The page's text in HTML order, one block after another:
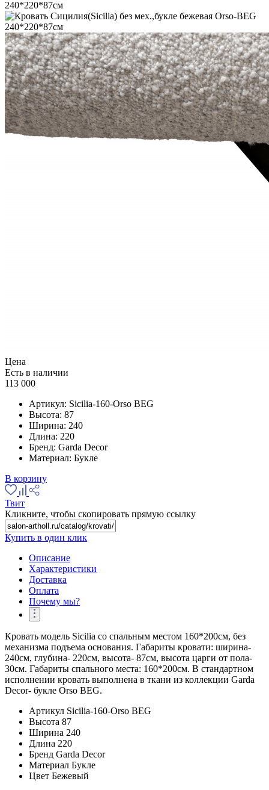
Цена
Есть в наличии
113 000
Артикул: Sicilia-160-Orso BEG
Высота: 87
Ширина: 240
Длина: 220
Бренд: Garda Decor
Материал: Букле
В корзину
Твит
Кликните, чтобы скопировать прямую ссылку
Купить в один клик
Описание
Характеристики
Доставка
Оплата
Почему мы?
Кровать модель Sicilia со спальным местом 160*200см, без
механизма подъема основания. Габариты кровати: ширина-
240см, глубина- 220см, высота- 87см, высота царги от пола-
30см. Габариты спального места: 160*200см. В стандартном
исполнении кровать выполнена в ткани из коллекции Garda
Decor- букле Orso BEG.
Артикул Sicilia-160-Orso BEG
Высота 87
Ширина 240
Длина 220
Бренд Garda Decor
Материал Букле
Цвет Бежевый